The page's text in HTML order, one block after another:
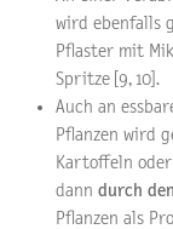
wird ebenfalls
Pflaster mit
Spritze [9, 10].
Auch an
Pflanzen wird
Kartoffeln
dann durch
Pflanzen als